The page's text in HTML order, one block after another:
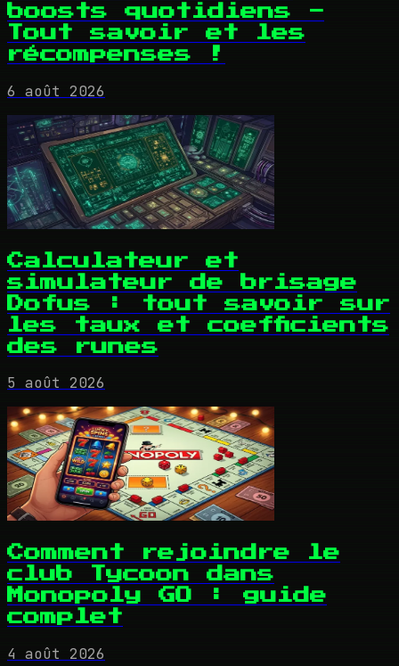
boosts quotidiens -
Tout savoir et les
récompenses !
6 août 2026
Calculateur et
simulateur de brisage
Dofus : tout savoir sur
les taux et coefficients
des runes
5 août 2026
Comment rejoindre le
club Tycoon dans
Monopoly GO : guide
complet
4 août 2026